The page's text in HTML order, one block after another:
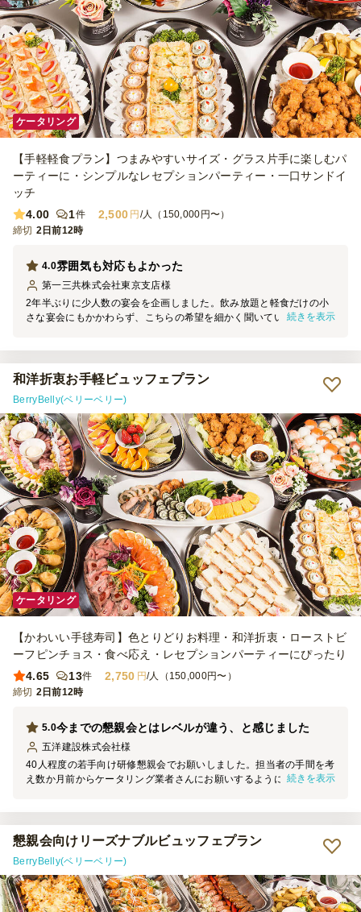
ケータリング
【手軽軽食プラン】つまみやすいサイズ・グラス片手に楽しむパ
ーティーに・シンプルなレセプションパーティー・一口サンドイ
ッチ
4.00
1件 2,500 円/人（150,000円〜）
締切 2日前12時
雰囲気も対応もよかった
4.0
第一三共株式会社東京支店様
2年半ぶりに少人数の宴会を企画しました。飲み放題と軽食だけの小
さな宴会にもかかわらず、こちらの希望を細かく聞いていただきまし
続きを表示
和洋折衷お手軽ビュッフェプラン
BerryBelly(ベリーベリー)
ケータリング
【かわいい手毬寿司】色とりどりお料理・和洋折衷・ローストビ
ーフピンチョス・食べ応え・レセプションパーティーにぴったり
4.65
13件 2,750 円/人（150,000円〜）
締切 2日前12時
今までの懇親会とはレベルが違う、と感じました
5.0
五洋建設株式会社様
40人程度の若手向け研修懇親会でお願いしました。担当者の手間を考
え数か月前からケータリング業者さんにお願いするようになったので
のレベルの高さ。残念ながら当方は食せなかったのですが、どのお料
理も目を見張る豪華さで特に肉や魚の色がきれいで食べなくても分か
るほどでした。また機会がありましたらお願いいたします。
続きを表示
懇親会向けリーズナブルビュッフェプラン
BerryBelly(ベリーベリー)